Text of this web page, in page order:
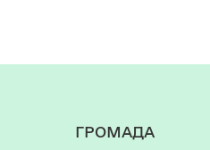
ГРОМАДА